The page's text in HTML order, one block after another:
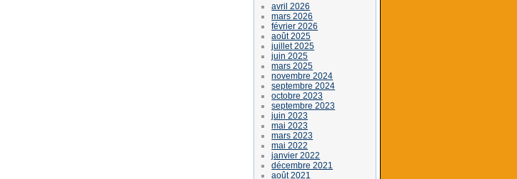
avril 2026
mars 2026
février 2026
août 2025
juillet 2025
juin 2025
mars 2025
novembre 2024
septembre 2024
octobre 2023
septembre 2023
juin 2023
mai 2023
mars 2023
mai 2022
janvier 2022
décembre 2021
août 2021